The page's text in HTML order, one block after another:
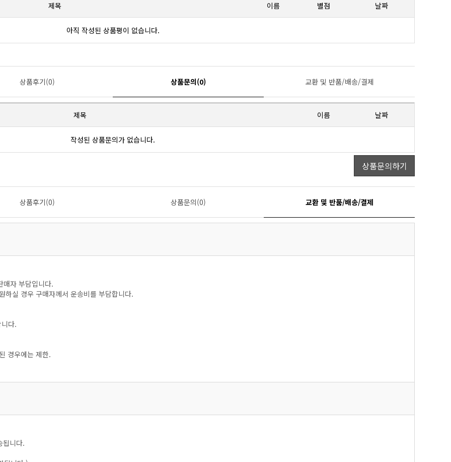
제목 이름 별점 날짜
아직 작성된 상품평이 없습니다.
상품후기(0) 상품문의(0) 교환 및 반품/배송/결제
제목 이름 날짜
작성된 상품문의가 없습니다.
상품문의하기
상품후기(0) 상품문의(0) 교환 및 반품/배송/결제
매자 부담입니다.
하실 경우 구매자께서 운송비를 부담합니다.
다.
경우에는 제한.
됩니다.